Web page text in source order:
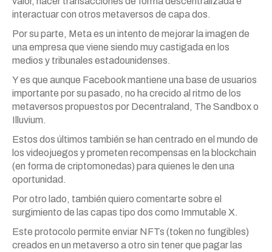
interactuar con otros metaversos de capa dos.
Por su parte, Meta es un intento de mejorar la imagen de
una empresa que viene siendo muy castigada en los
medios y tribunales estadounidenses.
Y es que aunque Facebook mantiene una base de usuarios
importante por su pasado, no ha crecido al ritmo de los
metaversos propuestos por Decentraland, The Sandbox o
Illuvium.
Estos dos últimos también se han centrado en el mundo de
los videojuegos y prometen recompensas en la blockchain
(en forma de criptomonedas) para quienes le den una
oportunidad.
Por otro lado, también quiero comentarte sobre el
surgimiento de las capas tipo dos como Immutable X.
Este protocolo permite enviar NFTs (token no fungibles)
creados en un metaverso a otro sin tener que pagar las